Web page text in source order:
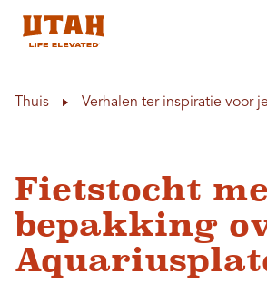
Thuis Verhalen ter inspiratie voor
Fietstocht
bepakking